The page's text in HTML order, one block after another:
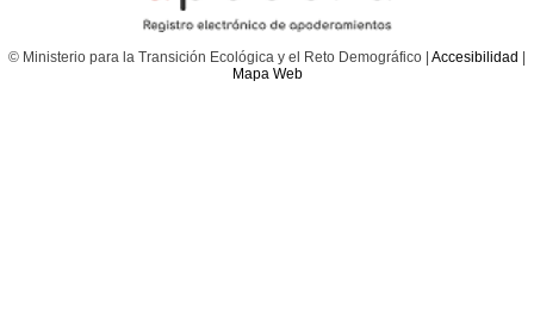
© Ministerio para la Transición Ecológica y el Reto Demográfico | Accesibilidad
Mapa Web